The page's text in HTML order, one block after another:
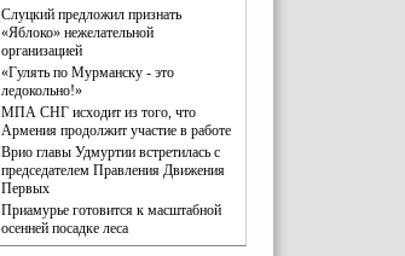
Слуцкий предложил признать
«Яблоко» нежелательной
организацией
«Гулять по Мурманску - это
ледокольно!»
МПА СНГ исходит из того, что
Армения продолжит участие в работе
Врио главы Удмуртии встретилась с
председателем Правления Движения
Первых
Приамурье готовится к масштабной
осенней посадке леса